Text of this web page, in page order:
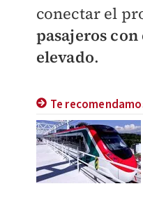
conectar el
pasajeros
elevado.
Te